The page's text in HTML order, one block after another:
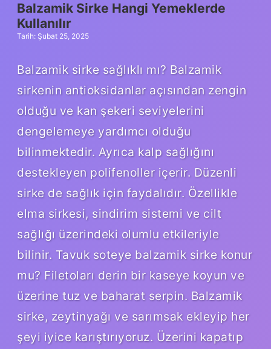
Balzamik Sirke Hangi Yemeklerde
Kullanılır
Tarih: Şubat 25, 2025
Balzamik sirke sağlıklı mı? Balzamik
sirkenin antioksidanlar açısından zengin
olduğu ve kan şekeri seviyelerini
dengelemeye yardımcı olduğu
bilinmektedir. Ayrıca kalp sağlığını
destekleyen polifenoller içerir. Düzenli
sirke de sağlık için faydalıdır. Özellikle
elma sirkesi, sindirim sistemi ve cilt
sağlığı üzerindeki olumlu etkileriyle
bilinir. Tavuk soteye balzamik sirke konur
mu? Filetoları derin bir kaseye koyun ve
üzerine tuz ve baharat serpin. Balzamik
sirke, zeytinyağı ve sarımsak ekleyip her
şeyi iyice karıştırıyoruz. Üzerini kapatıp